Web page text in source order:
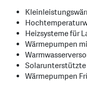
Heizsysteme für
Wärmepumpen
Solarunterstützte
Wärmepumpen